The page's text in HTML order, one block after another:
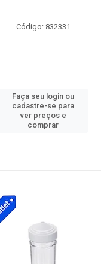
Código: 832331
Faça seu login ou
cadastre-se para
ver preços e
comprar